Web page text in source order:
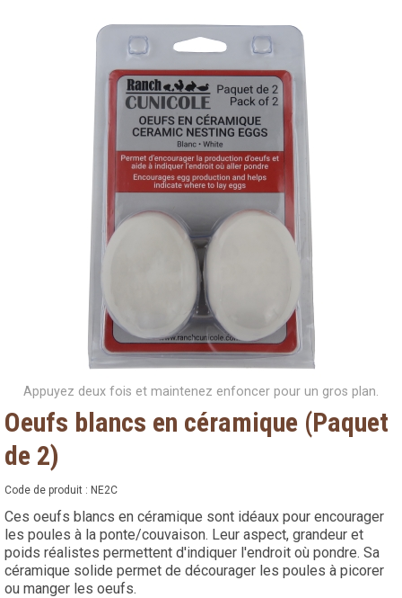
Produits saisonniers
Nouveaux produits
Nous joindre
Appuyez deux fois et maintenez enfoncer pour un gros plan.
Oeufs blancs en céramique (Paquet
de 2)
Code de produit : NE2C
Ces oeufs blancs en céramique sont idéaux pour encourager
les poules à la ponte/couvaison. Leur aspect, grandeur et
poids réalistes permettent d'indiquer l'endroit où pondre. Sa
céramique solide permet de décourager les poules à picorer
ou manger les oeufs.